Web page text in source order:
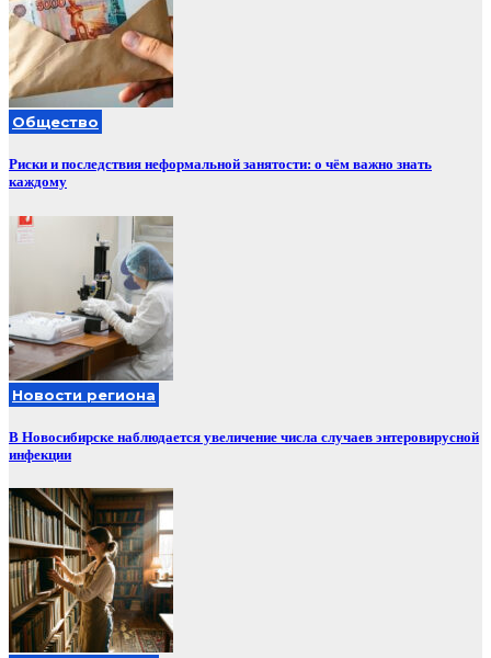
Общество
Риски и последствия неформальной занятости: о чём важно знать
каждому
Новости региона
В Новосибирске наблюдается увеличение числа случаев энтеровирусной
инфекции